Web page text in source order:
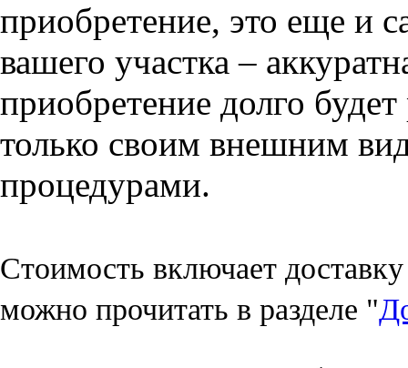
приобретение, это еще и
вашего участка –
приобретение долго
только своим внешним
процедурами.
Стоимость включает
можно прочитать в разделе "